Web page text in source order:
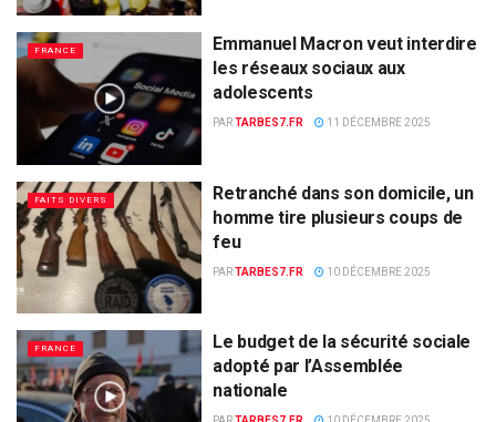
FRANCE
Emmanuel Macron veut interdire
les réseaux sociaux aux
adolescents
PARTARBES7.FR 11 DÉCEMBRE 2025
FAITS DIVERS
Retranché dans son domicile, un
homme tire plusieurs coups de
feu
PARTARBES7.FR 10 DÉCEMBRE 2025
FRANCE
Le budget de la sécurité sociale
adopté par l’Assemblée
nationale